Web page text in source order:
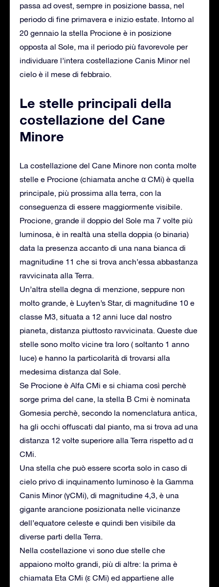
passa ad ovest, sempre in posizione bassa, nel
periodo di fine primavera e inizio estate. Intorno al
20 gennaio la stella Procione è in posizione
opposta al Sole, ma il periodo più favorevole per
individuare l’intera costellazione Canis Minor nel
cielo è il mese di febbraio.
Le stelle principali della
costellazione del Cane
Minore
La costellazione del Cane Minore non conta molte
stelle e Procione (chiamata anche α CMi) è quella
principale, più prossima alla terra, con la
conseguenza di essere maggiormente visibile.
Procione, grande il doppio del Sole ma 7 volte più
luminosa, è in realtà una stella doppia (o binaria)
data la presenza accanto di una nana bianca di
magnitudine 11 che si trova anch’essa abbastanza
ravvicinata alla Terra.
Un’altra stella degna di menzione, seppure non
molto grande, è Luyten’s Star, di magnitudine 10 e
classe M3, situata a 12 anni luce dal nostro
pianeta, distanza piuttosto ravvicinata. Queste due
stelle sono molto vicine tra loro ( soltanto 1 anno
luce) e hanno la particolarità di trovarsi alla
medesima distanza dal Sole.
Se Procione è Alfa CMi e si chiama così perchè
sorge prima del cane, la stella Β Cmi è nominata
Gomesia perchè, secondo la nomenclatura antica,
ha gli occhi offuscati dal pianto, ma si trova ad una
distanza 12 volte superiore alla Terra rispetto ad α
CMi.
Una stella che può essere scorta solo in caso di
cielo privo di inquinamento luminoso è la Gamma
Canis Minor (γCMi), di magnitudine 4,3, è una
gigante arancione posizionata nelle vicinanze
dell’equatore celeste e quindi ben visibile da
diverse parti della Terra.
Nella costellazione vi sono due stelle che
appaiono molto grandi, più di altre: la prima è
chiamata Eta CMi (ε CMi) ed appartiene alle